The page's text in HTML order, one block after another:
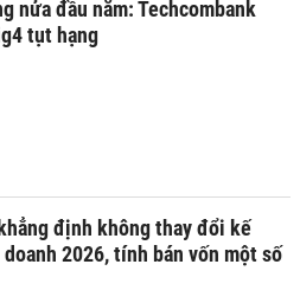
nửa đầu năm: Techcombank
tụt hạng
định không thay đổi kế
doanh 2026, tính bán vốn một số